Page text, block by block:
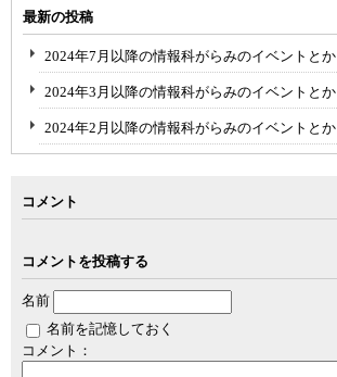
最新の投稿
2024年7月以降の情報科がらみのイベントとか
2024年3月以降の情報科がらみのイベントとか
2024年2月以降の情報科がらみのイベントとか
コメント
コメントを投稿する
名前
名前を記憶しておく
コメント：